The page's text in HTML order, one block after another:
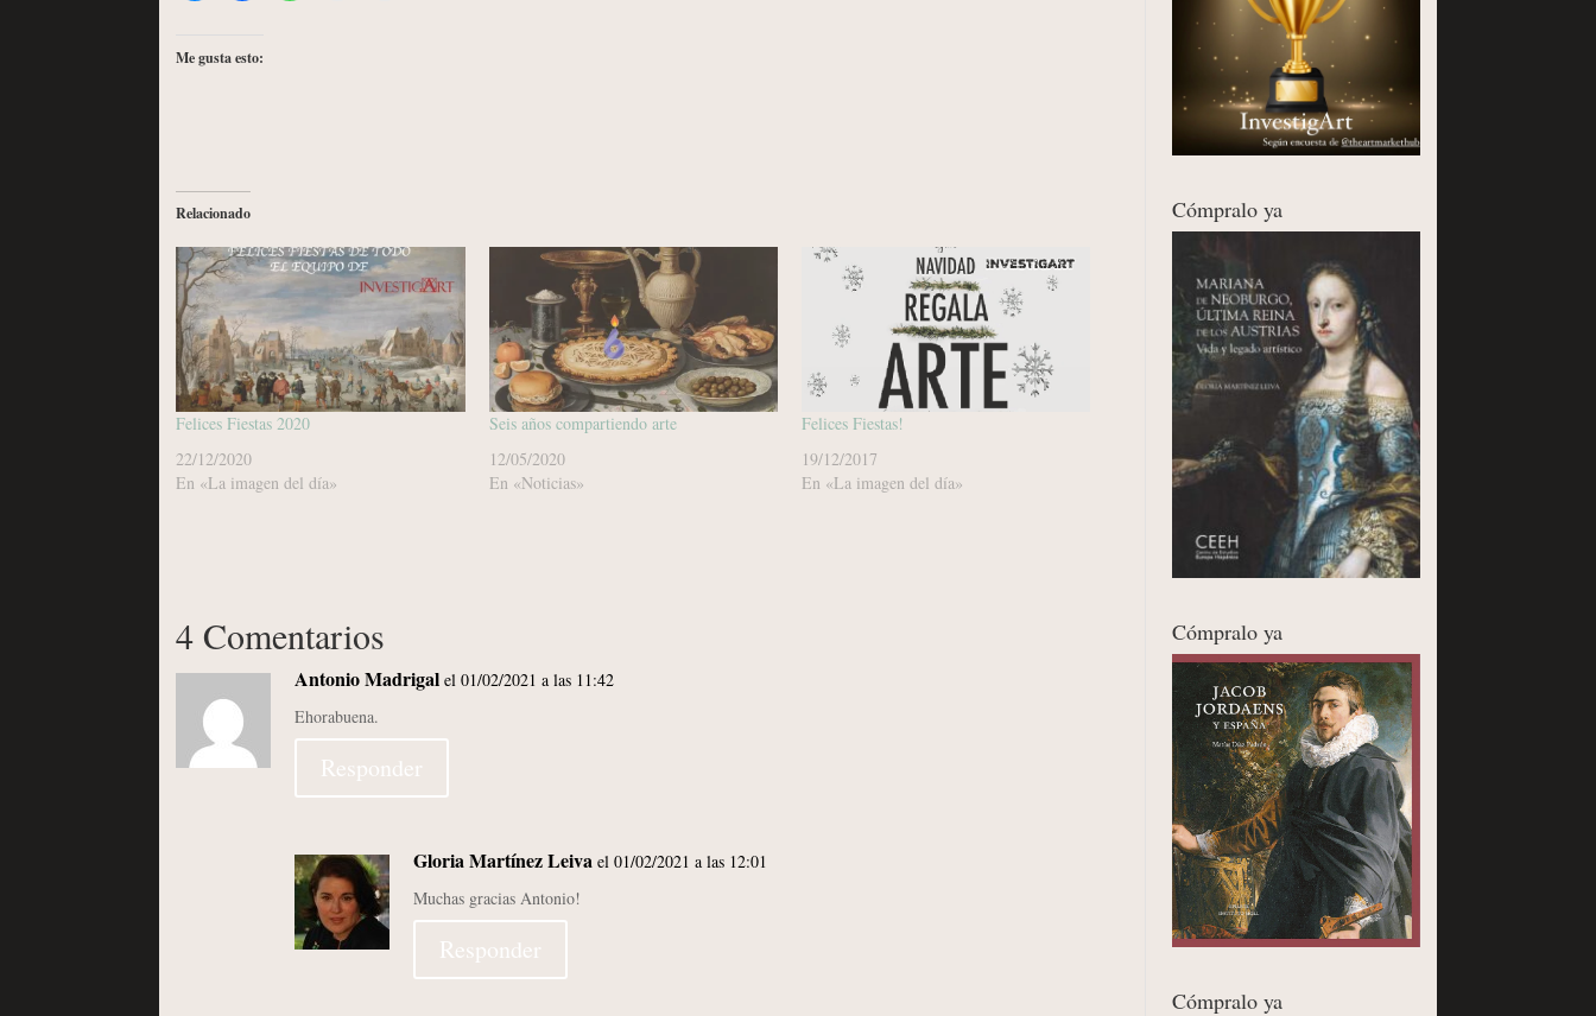
Me gusta esto:
Relacionado
Felices Fiestas 2020
22/12/2020
En «La imagen del día»
Seis años compartiendo arte
12/05/2020
En «Noticias»
Felices Fiestas!
19/12/2017
En «La imagen del día»
4 Comentarios
Antonio Madrigal el 01/02/2021 a las 11:42
Ehorabuena.
Responder
Gloria Martínez Leiva el 01/02/2021 a las 12:01
Muchas gracias Antonio!
Responder
Cómpralo ya
Cómpralo ya
Cómpralo ya